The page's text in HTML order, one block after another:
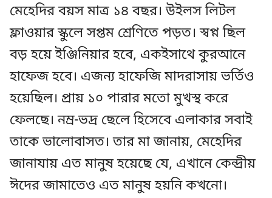
মেহেদির বয়স মাত্র ১৪ বছর। উইলস লিটল
ফ্লাওয়ার স্কুলে সপ্তম শ্রেণিতে পড়ত। স্বপ্ন ছিল
বড় হয়ে ইঞ্জিনিয়ার হবে, একইসাথে কুরআনে
হাফেজ হবে। এজন্য হাফেজি মাদরাসায় ভর্তিও
হয়েছিল। প্রায় ১০ পারার মতো মুখস্থ করে
ফেলছে। নম্র-ভদ্র ছেলে হিসেবে এলাকার সবাই
তাকে ভালোবাসত। তার মা জানায়, মেহেদির
জানাযায় এত মানুষ হয়েছে যে, এখানে কেন্দ্রীয়
ঈদের জামাতেও এত মানুষ হয়নি কখনো।